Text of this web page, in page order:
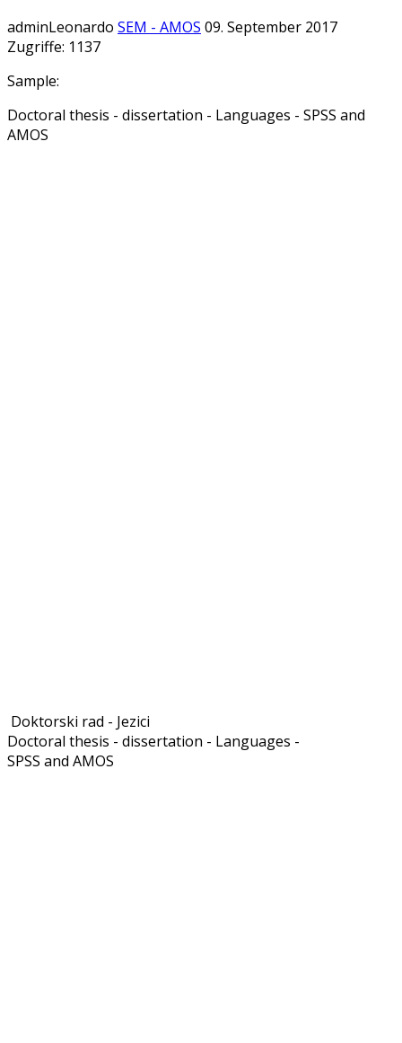
adminLeonardo SEM - AMOS 09. September 2017
Zugriffe: 1137
Sample:
Doctoral thesis - dissertation - Languages - SPSS and
AMOS
Doktorski rad - Jezici
Doctoral thesis - dissertation - Languages -
SPSS and AMOS